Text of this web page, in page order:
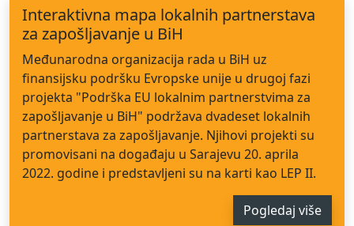
Interaktivna mapa lokalnih partnerstava
za zapošljavanje u BiH
Međunarodna organizacija rada u BiH uz
finansijsku podršku Evropske unije u drugoj fazi
projekta "Podrška EU lokalnim partnerstvima za
zapošljavanje u BiH" podržava dvadeset lokalnih
partnerstava za zapošljavanje. Njihovi projekti su
promovisani na događaju u Sarajevu 20. aprila
2022. godine i predstavljeni su na karti kao LEP II.
Pogledaj više